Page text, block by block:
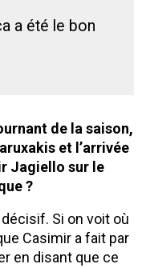
a été le bon
de la saison,
et l’arrivée
Jagiello sur le
?
Si on voit où
Casimir a fait par
en disant que ce